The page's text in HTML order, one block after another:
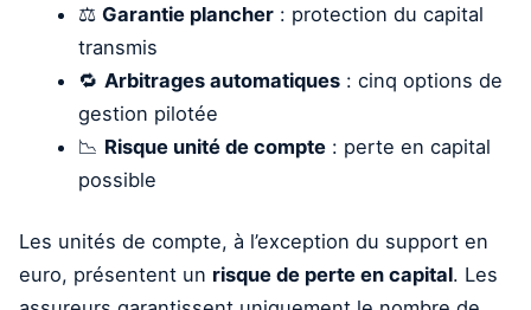
⚖️ Garantie plancher: protection du capital
transmis
🔁 Arbitrages automatiques: cinq options de
gestion pilotée
📉 Risque unité de compte: perte en capital
possible
Les unités de compte, à l’exception du support en
euro, présentent un risque de perte en capital. Les